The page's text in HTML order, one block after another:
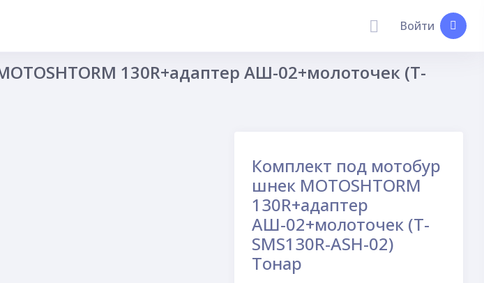
Войти
130R+адаптер АШ-02+молоточек (T-
Комплект под мотобур
шнек MOTOSHTORM
130R+адаптер
АШ-02+молоточек (T-
SMS130R-ASH-02)
Тонар